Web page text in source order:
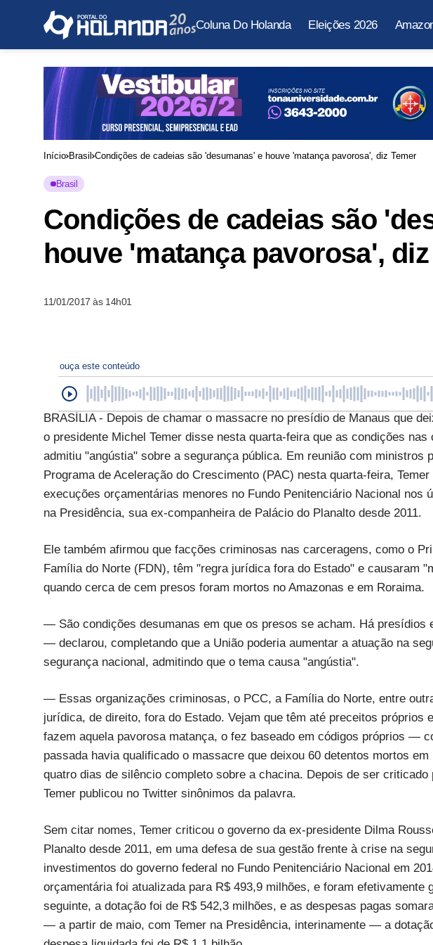
Coluna Do Holanda Eleições 2026
Início Brasil Condições de cadeias são 'desumanas' e houve 'matança pavorosa', diz Temer
Brasil
Condições de cadeias são
houve 'matança pavorosa',
11/01/2017 às 14h01
ouça este conteúdo
BRASÍLIA - Depois de chamar o massacre no presídio de Manaus que
o presidente Michel Temer disse nesta quarta-feira que as condições
admitiu "angústia" sobre a segurança pública. Em reunião com ministros
Programa de Aceleração do Crescimento (PAC) nesta quarta-feira,
execuções orçamentárias menores no Fundo Penitenciário Nacional nos
na Presidência, sua ex-companheira de Palácio do Planalto desde 2011.
Ele também afirmou que facções criminosas nas carceragens, como o
Família do Norte (FDN), têm "regra jurídica fora do Estado" e causaram
quando cerca de cem presos foram mortos no Amazonas e em Roraima.
— São condições desumanas em que os presos se acham. Há presídios
— declarou, completando que a União poderia aumentar a atuação na
segurança nacional, admitindo que o tema causa "angústia".
— Essas organizações criminosas, o PCC, a Família do Norte, entre
jurídica, de direito, fora do Estado. Vejam que têm até preceitos próprios
fazem aquela pavorosa matança, o fez baseado em códigos próprios —
passada havia qualificado o massacre que deixou 60 detentos mortos
quatro dias de silêncio completo sobre a chacina. Depois de ser
Temer publicou no Twitter sinônimos da palavra.
Sem citar nomes, Temer criticou o governo da ex-presidente Dilma
Planalto desde 2011, em uma defesa de sua gestão frente à crise na
investimentos do governo federal no Fundo Penitenciário Nacional em
orçamentária foi atualizada para R$ 493,9 milhões, e foram efetivamente
seguinte, a dotação foi de R$ 542,3 milhões, e as despesas pagas
— a partir de maio, com Temer na Presidência, interinamente — a